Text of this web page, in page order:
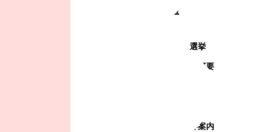
町政情報
選挙
町の概要
観光地・公共施設等案内